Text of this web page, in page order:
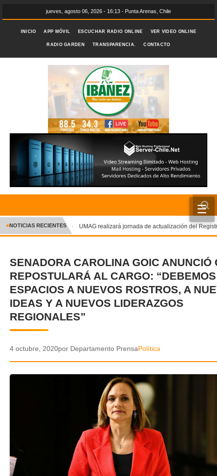
jueves, agosto 06, 2026 - 16:13 - Punta Arenas, Chile
INICIO APP MÓVIL ESCUCHAR RADIO ONLINE VER VIDEO ONLINE
RADIO GARDEN TRANSPARENCIA. CONTACTO
☰
INICIO
CRÓNICA
DEPORTES
ENTRETENIMIENTO Y CULTURA
POLICIAL
POLÍTICA
AUDIOS
VIDEOS
TRANSPARENCIA
✕
NOTICIAS RECIENTES UMAG realizará jornada de actualización del
SENADORA CAROLINA GOIC ANUNCIÓ
REPOSTULARÁ AL CARGO:
ESPACIOS A NUEVOS ROSTROS, A
IDEAS Y A NUEVOS LIDERAZGOS
REGIONALES”
4 octubre, 2020por Departamento PrensaPolítica